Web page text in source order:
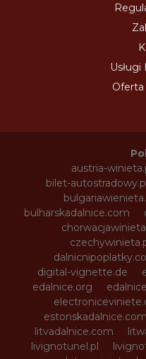
Oferta
austria-
bilet-
bulharskadalnice.com
digital-vignette.de
edalnice.org
estonskadalnice.com
litvadalnice.com
livignotunel.pl